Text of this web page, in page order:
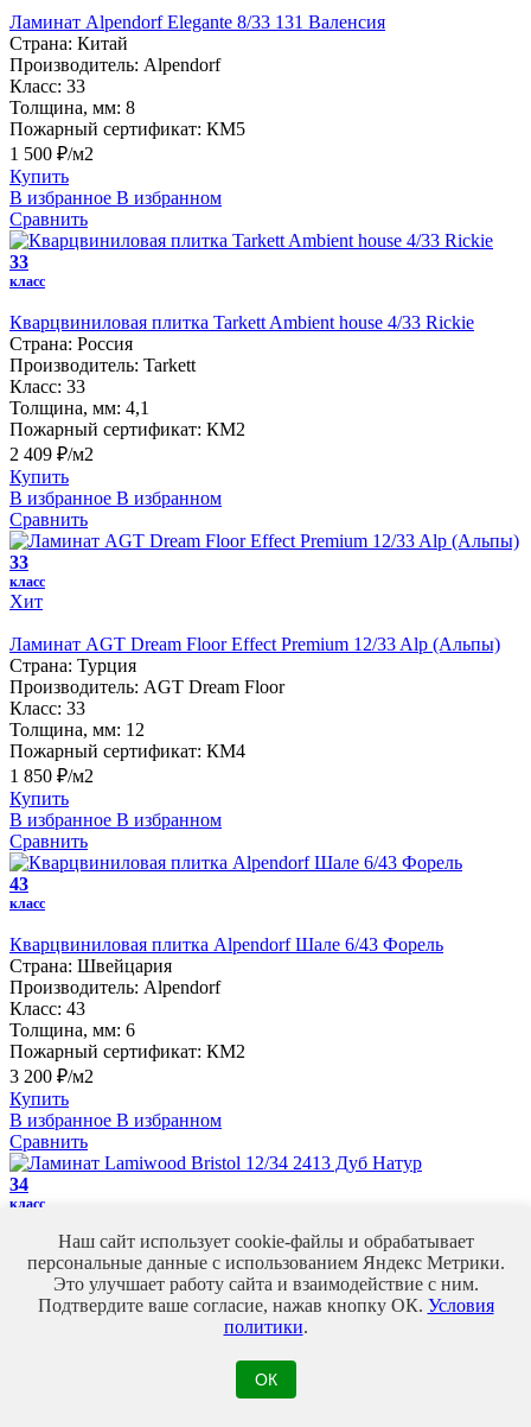
Ламинат Alpendorf Elegante 8/33 131 Валенсия
Страна: Китай
Производитель: Alpendorf
Класс: 33
Толщина, мм: 8
Пожарный сертификат: КМ5
1 500 ₽/м2
Купить
В избранное В избранном
Сравнить
33
класс
Кварцвиниловая плитка Tarkett Ambient house 4/33 Rickie
Страна: Россия
Производитель: Tarkett
Класс: 33
Толщина, мм: 4,1
Пожарный сертификат: КМ2
2 409 ₽/м2
Купить
В избранное В избранном
Сравнить
33
класс
Хит
Ламинат AGT Dream Floor Effect Premium 12/33 Alp (Альпы)
Страна: Турция
Производитель: AGT Dream Floor
Класс: 33
Толщина, мм: 12
Пожарный сертификат: КМ4
1 850 ₽/м2
Купить
В избранное В избранном
Сравнить
43
класс
Кварцвиниловая плитка Alpendorf Шале 6/43 Форель
Страна: Швейцария
Производитель: Alpendorf
Класс: 43
Толщина, мм: 6
Пожарный сертификат: КМ2
3 200 ₽/м2
Купить
В избранное В избранном
Сравнить
34
класс
Ламинат Lamiwood Bristol 12/34 2413 Дуб Натур
Страна: Китай
Производитель: Lamiwood
Класс: 34
Наш сайт использует cookie-файлы и обрабатывает
персональные данные с использованием Яндекс Метрики.
Это улучшает работу сайта и взаимодействие с ним.
Подтвердите ваше согласие, нажав кнопку ОК. Условия
политики.
ОК